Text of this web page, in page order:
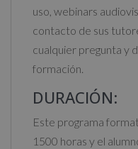
uso, webinars
contacto de sus
cualquier pregunta y
formación.
DURACIÓN:
Este programa
1500 horas y el